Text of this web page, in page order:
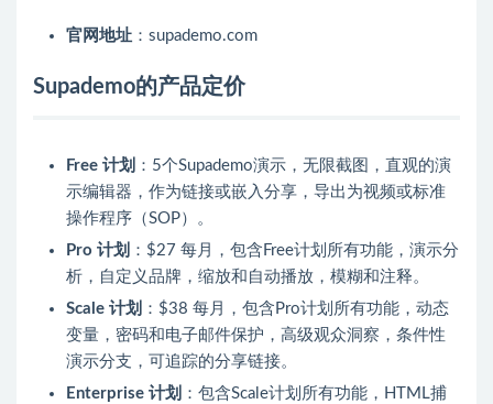
官网地址 ：supademo.com
Supademo的产品定价
Free 计划 ：5个Supademo演示，无限截图，直观的演
示编辑器，作为链接或嵌入分享，导出为视频或标准
操作程序（SOP）。
Pro 计划 ：$27 每月，包含Free计划所有功能，演示分
析，自定义品牌，缩放和自动播放，模糊和注释。
Scale 计划 ：$38 每月，包含Pro计划所有功能，动态
变量，密码和电子邮件保护，高级观众洞察，条件性
演示分支，可追踪的分享链接。
Enterprise 计划 ：包含Scale计划所有功能，HTML捕